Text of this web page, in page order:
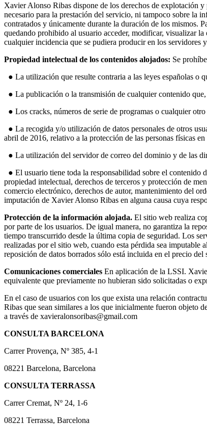
Xavier Alonso Ribas dispone de los derechos de explotación
necesario para la prestación del servicio, ni tampoco sobre la
contratados y únicamente durante la duración de los mismos.
quedando prohibido al usuario acceder, modificar, visualizar
cualquier incidencia que se pudiera producir en los servidores
Propiedad intelectual de los contenidos alojados: Se
● La utilización que resulte contraria a las leyes españolas o
● La publicación o la transmisión de cualquier contenido
● Los cracks, números de serie de programas o cualquier
● La recogida y/o utilización de datos personales de otros
abril de 2016, relativo a la protección de las personas físicas
● La utilización del servidor de correo del dominio y de las
● El usuario tiene toda la responsabilidad sobre el contenido
propiedad intelectual, derechos de terceros y protección de
comercio electrónico, derechos de autor, mantenimiento del
imputación de Xavier Alonso Ribas en alguna causa cuya
Protección de la información alojada. El sitio web realiza
por parte de los usuarios. De igual manera, no garantiza la
tiempo transcurrido desde la última copia de seguridad. Los
realizadas por el sitio web, cuando esta pérdida sea imputable
reposición de datos borrados sólo está incluida en el precio
Comunicaciones comerciales En aplicación de la LSSI.
equivalente que previamente no hubieran sido solicitadas o
En el caso de usuarios con los que exista una relación
Ribas que sean similares a los que inicialmente fueron objeto
a través de xavieralonsoribas@gmail.com
CONSULTA BARCELONA
Carrer Provença, Nº 385, 4-1
08221 Barcelona, Barcelona
CONSULTA TERRASSA
Carrer Cremat, Nº 24, 1-6
08221 Terrassa, Barcelona